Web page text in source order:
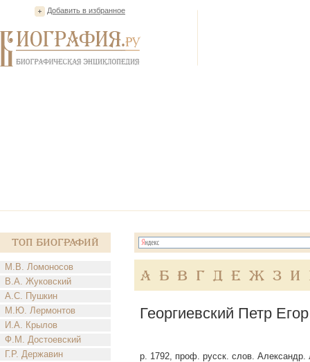
Добавить в избранное
Топ Биографий
М.В. Ломоносов
В.А. Жуковский
А.С. Пушкин
М.Ю. Лермонтов
И.А. Крылов
Ф.М. Достоевский
Г.Р. Державин
А Б В Г Д Е Ж З И
Георгиевский Петр
р. 1792, проф. русск. слов. Александр.